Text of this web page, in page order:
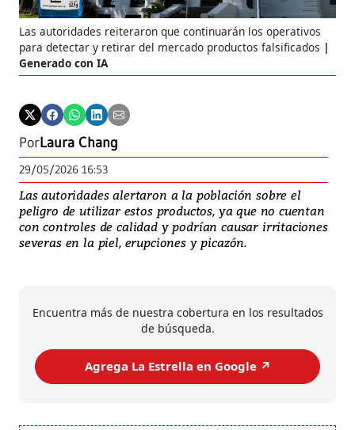
Las autoridades reiteraron que continuarán los operativos
para detectar y retirar del mercado productos falsificados
Generado con IA
PorLaura Chang
29/05/2026 16:53
Las autoridades alertaron a la población sobre el
peligro de utilizar estos productos, ya que no cuentan
con controles de calidad y podrían causar irritaciones
severas en la piel, erupciones y picazón.
Encuentra más de nuestra cobertura en los resultados
de búsqueda.
Agrega La Estrella en Google ↗️